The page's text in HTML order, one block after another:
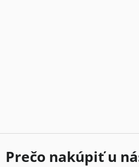
Prečo nakúpiť u